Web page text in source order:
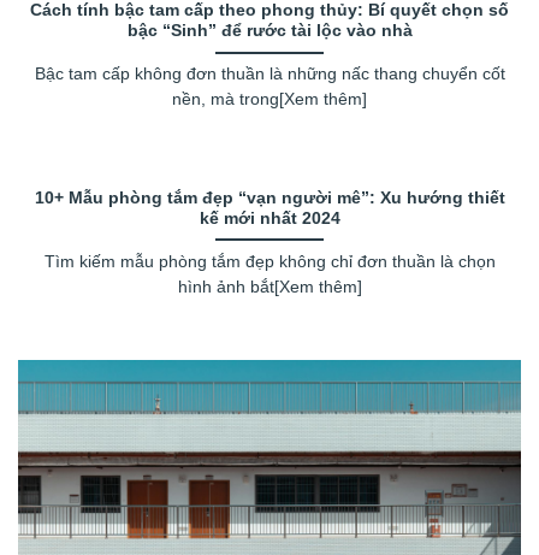
Cách tính bậc tam cấp theo phong thủy: Bí quyết chọn số
bậc “Sinh” để rước tài lộc vào nhà
Bậc tam cấp không đơn thuần là những nấc thang chuyển cốt
nền, mà trong[Xem thêm]
10+ Mẫu phòng tắm đẹp “vạn người mê”: Xu hướng thiết
kế mới nhất 2024
Tìm kiếm mẫu phòng tắm đẹp không chỉ đơn thuần là chọn
hình ảnh bắt[Xem thêm]